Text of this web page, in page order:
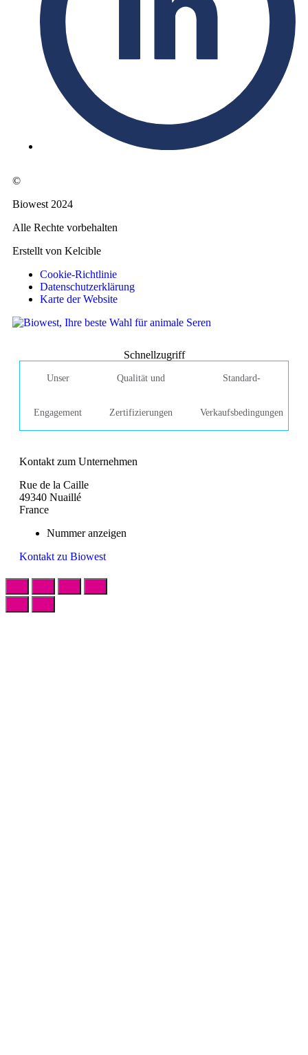
©
Biowest 2024
Alle Rechte vorbehalten
Erstellt von Kelcible
Cookie-Richtlinie
Datenschutzerklärung
Karte der Website
Schnellzugriff
Unser
Engagement
Qualität und
Zertifizierungen
Standard-
Verkaufsbedingungen
Kontakt zum Unternehmen
Rue de la Caille
49340 Nuaillé
France
Nummer anzeigen
Kontakt zu Biowest